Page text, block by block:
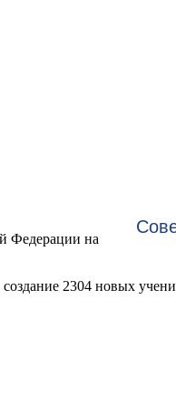
Федерации на
2304 новых